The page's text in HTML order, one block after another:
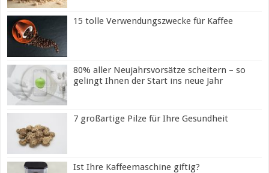
15 tolle Verwendungszwecke für Kaffee
80% aller Neujahrsvorsätze scheitern – so
gelingt Ihnen der Start ins neue Jahr
7 großartige Pilze für Ihre Gesundheit
Ist Ihre Kaffeemaschine giftig?